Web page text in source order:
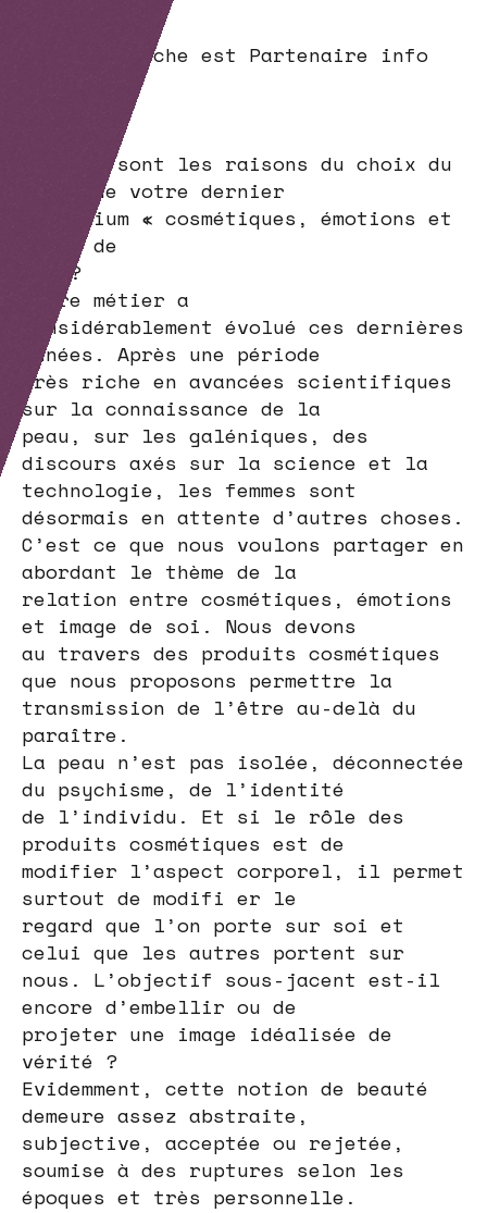
LVMH Recherche est Partenaire info
Quelles sont les raisons du choix du
thème de votre dernier
symposium « cosmétiques, émotions et
image de
soi ?
Notre métier a
considérablement évolué ces dernières
années. Après une période
très riche en avancées scientifiques
sur la connaissance de la
peau, sur les galéniques, des
discours axés sur la science et la
technologie, les femmes sont
désormais en attente d’autres choses.
C’est ce que nous voulons partager en
abordant le thème de la
relation entre cosmétiques, émotions
et image de soi. Nous devons
au travers des produits cosmétiques
que nous proposons permettre la
transmission de l’être au-delà du
paraître.
La peau n’est pas isolée, déconnectée
du psychisme, de l’identité
de l’individu. Et si le rôle des
produits cosmétiques est de
modifier l’aspect corporel, il permet
surtout de modifi er le
regard que l’on porte sur soi et
celui que les autres portent sur
nous. L’objectif sous-jacent est-il
encore d’embellir ou de
projeter une image idéalisée de
vérité ?
Evidemment, cette notion de beauté
demeure assez abstraite,
subjective, acceptée ou rejetée,
soumise à des ruptures selon les
époques et très personnelle.